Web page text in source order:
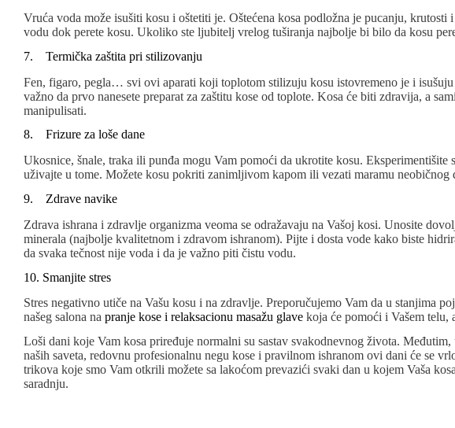
Vruća voda može isušiti kosu i oštetiti je. Oštećena kosa podložna je pucanju, krutosti
vodu dok perete kosu. Ukoliko ste ljubitelj vrelog tuširanja najbolje bi bilo da kosu
7. Termička zaštita pri stilizovanju
Fen, figaro, pegla… svi ovi aparati koji toplotom stilizuju kosu istovremeno je i
važno da prvo nanesete preparat za zaštitu kose od toplote. Kosa će biti zdravija, a
manipulisati.
8. Frizure za loše dane
Ukosnice, šnale, traka ili punđa mogu Vam pomoći da ukrotite kosu. Eksperimentišite
uživajte u tome. Možete kosu pokriti zanimljivom kapom ili vezati maramu neobičnog
9. Zdrave navike
Zdrava ishrana i zdravlje organizma veoma se odražavaju na Vašoj kosi. Unosite
minerala (najbolje kvalitetnom i zdravom ishranom). Pijte i dosta vode kako biste
da svaka tečnost nije voda i da je važno piti čistu vodu.
10. Smanjite stres
Stres negativno utiče na Vašu kosu i na zdravlje. Preporučujemo Vam da u stanjima
našeg salona na pranje kose i relaksacionu masažu glave koja će pomoći i Vašem telu,
Loši dani koje Vam kosa priređuje normalni su sastav svakodnevnog života.
naših saveta, redovnu profesionalnu negu kose i pravilnom ishranom ovi dani će se
trikova koje smo Vam otkrili možete sa lakoćom prevazići svaki dan u kojem Vaša
saradnju.